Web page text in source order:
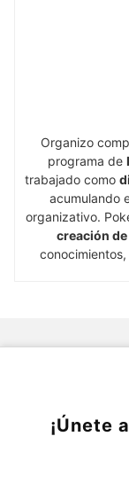
Organizo
programa de
trabajado como
acumulando
organizativo.
creación
¡Únete